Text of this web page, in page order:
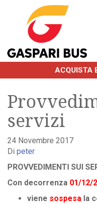
ACQUISTA
servizi
24 Novembre 2017
Di peter
PROVVEDIMENTI SUI
Con decorrenza 01/12/
viene sospesa la